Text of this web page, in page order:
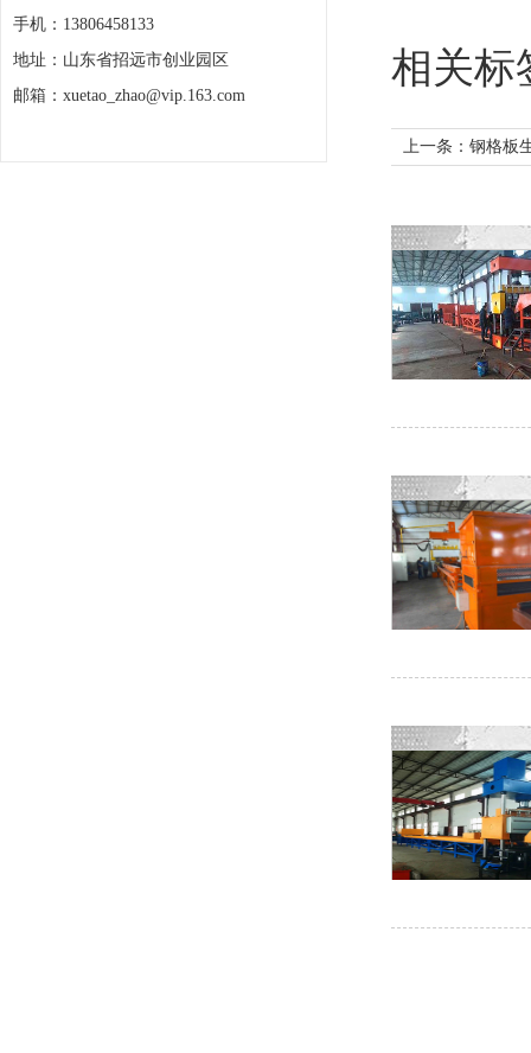
手机：13806458133
地址：山东省招远市创业园区
邮箱：xuetao_zhao@vip.163.com
相关标
上一条： 钢格板